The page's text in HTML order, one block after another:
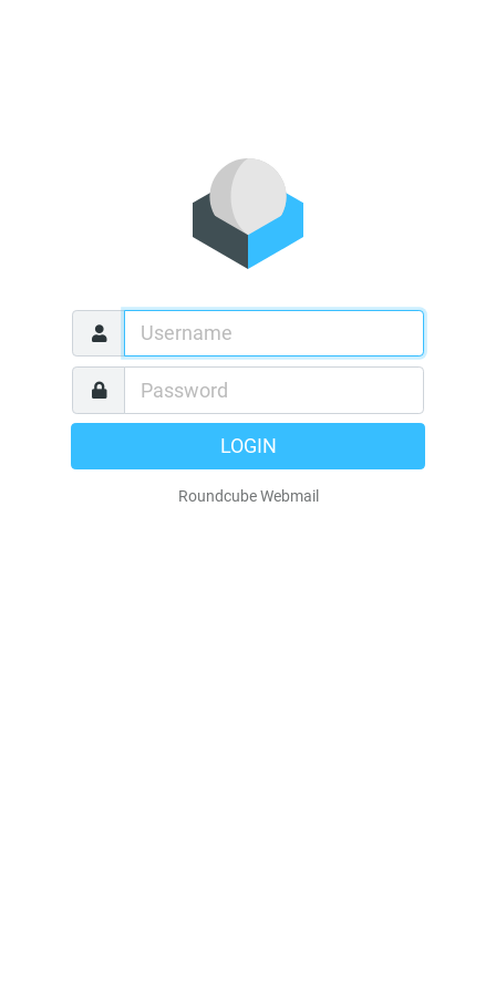
LOGIN
Roundcube Webmail